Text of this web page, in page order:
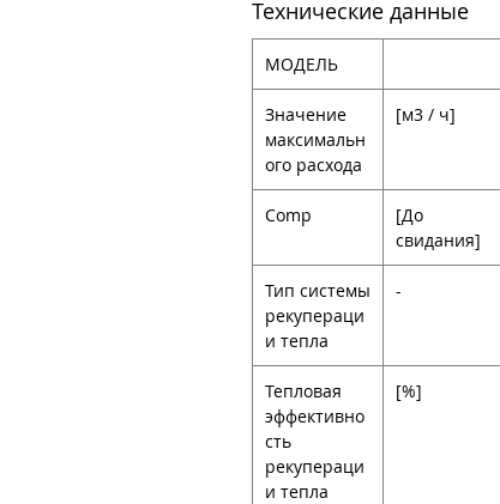
Технические данные
МОДЕЛЬ
Значение
максимальн
ого расхода
[м3 / ч]
Comp
[До
свидания]
Тип системы
рекупераци
и тепла
-
Тепловая
эффективно
сть
рекупераци
и тепла
[%]